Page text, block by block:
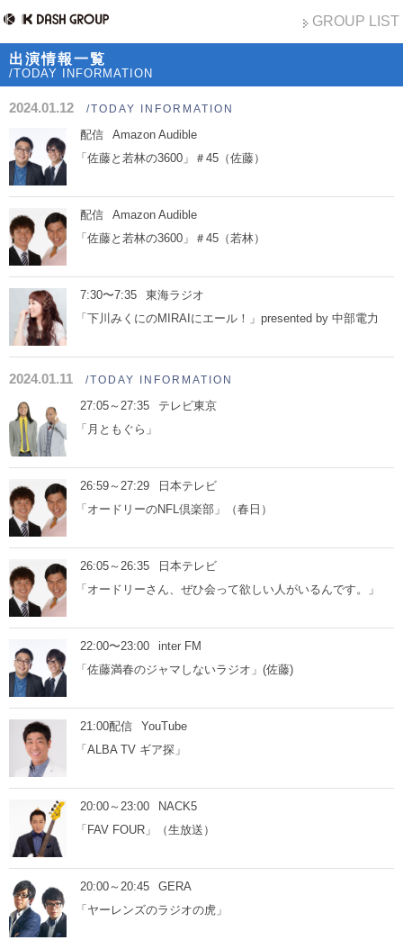
GROUP LIST
出演情報一覧
/TODAY INFORMATION
2024.01.12 /TODAY INFORMATION
配信
Amazon Audible
「佐藤と若林の3600」＃45（佐藤）
配信
Amazon Audible
「佐藤と若林の3600」＃45（若林）
7:30〜7:35
東海ラジオ
「下川みくにのMIRAIにエール！」presented by 中部電力
2024.01.11 /TODAY INFORMATION
27:05～27:35
テレビ東京
「月ともぐら」
26:59～27:29
日本テレビ
「オードリーのNFL倶楽部」（春日）
26:05～26:35
日本テレビ
「オードリーさん、ぜひ会って欲しい人がいるんです。」
22:00〜23:00
inter FM
「佐藤満春のジャマしないラジオ」(佐藤)
21:00配信
YouTube
「ALBA TV ギア探」
20:00～23:00
NACK5
「FAV FOUR」（生放送）
20:00～20:45
GERA
「ヤーレンズのラジオの虎」